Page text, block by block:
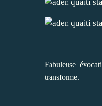
Fabuleuse
transforme.